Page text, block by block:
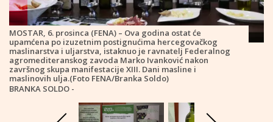
MOSTAR, 6. prosinca (FENA) – Ova godina ostat će
upamćena po izuzetnim postignućima hercegovačkog
maslinarstva i uljarstva, istaknuo je ravnatelj Federalnog
agromediteranskog zavoda Marko Ivanković nakon
završnog skupa manifestacije XIII. Dani masline i
maslinovih ulja.(Foto FENA/Branka Soldo)
BRANKA SOLDO -